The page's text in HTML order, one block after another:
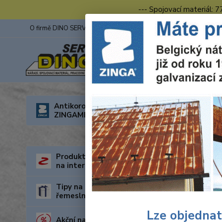
--- Spojovací materiál:
O firmě DINO SERVIS s.r.o. ZINGA Fotogalerie z výstav
Antikorozní nátěry
ZINGAMETALL
Produkty za nejnižší cenu
na internetu
Tipy na dárky pro kutily a
řemeslníky
Akční nabídka
Úvod
Lze